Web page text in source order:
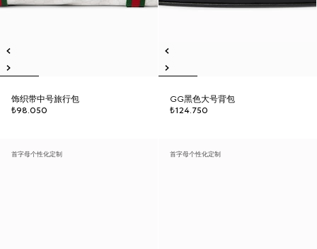
饰织带中号旅行包
₺98.050
GG黑色大号背包
₺124.750
首字母个性化定制 首字母个性化定制